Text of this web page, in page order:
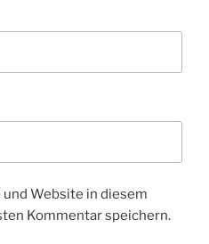
Website in diesem
Kommentar speichern.